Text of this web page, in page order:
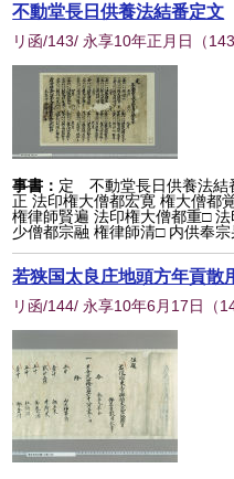
不動堂長日供養法結番定文
リ函/143/ 永享10年正月日 （
事書： 定 不動堂長日供養法結
正 法印権大僧都宏寛 権大僧都
権律師賢遍 法印権大僧都重□
少僧都宗融 権律師清□ 内供奉宗
若狭国太良庄地頭方年貢散
リ函/144/ 永享10年6月17日 （